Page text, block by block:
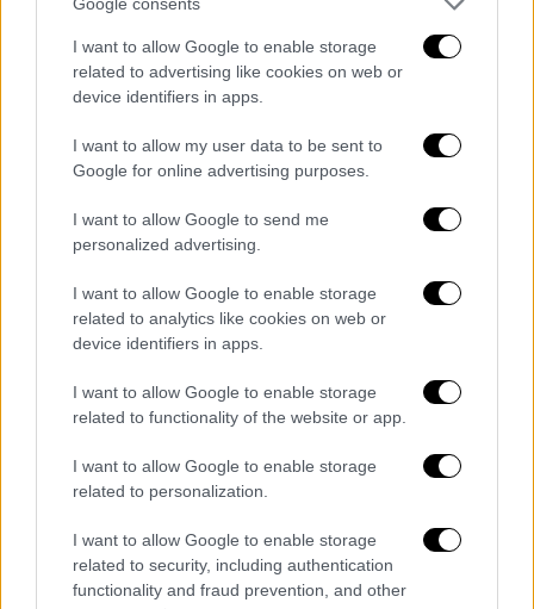
I want to allow Google to enable storage
related to advertising like cookies on web or
device identifiers in apps.
I want to allow my user data to be sent to
Google for online advertising purposes.
I want to allow Google to send me
personalized advertising.
I want to allow Google to enable storage
related to analytics like cookies on web or
device identifiers in apps.
I want to allow Google to enable storage
related to functionality of the website or app.
I want to allow Google to enable storage
related to personalization.
I want to allow Google to enable storage
related to security, including authentication
functionality and fraud prevention, and other
ΚΟΣΜΟΣ 02.10.202115:34
Λέκκας για Λα Πάλμα: Εντυπωσιακή η
δραστηριότητα του ηφαιστείου
Λέκκας για Λα Πάλμα: Εντυπωσιακή η
Την Δευτέρα, περίπου 3.000 κάτοικοι
αναγκάστηκαν να κλειστούν ερμητικά μέσα
στα σπίτια τους αφού η λάβα «έφαγε» ένα
εργοστάσιο τσιμέντου, με αποτέλεσμα να
ατμόσφαιρα. Την Τρίτη όμως οι Aρχές ήραν
αυτό τοlockdown. Περισσότερα από 1.200
κτίρια έχουν καταστραφεί μέχρι σήμερα,
λιγότερο από έναν μήνα αφότου εξερράγη το
Όλες οι ειδήσεις